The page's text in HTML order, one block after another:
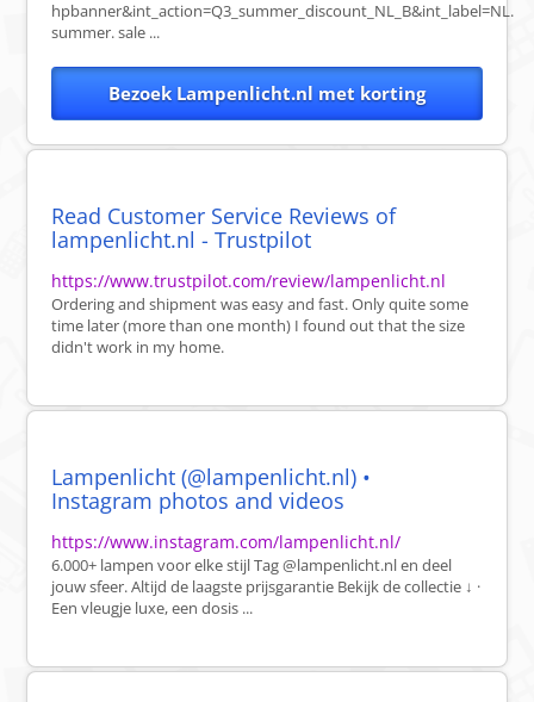
hpbanner&int_action=Q3_summer_discount_NL_B&int_label=NL‌.
summer‌. sale‌ ...
Bezoek Lampenlicht.nl met korting
Read Customer Service Reviews of
lampenlicht.nl - Trustpilot
https://www.trustpilot.com/review/lampenlicht.nl
Ordering and shipment was easy and fast. Only quite some
time later (more than one month) I found out that the size
didn't work in my home.
Lampenlicht (@lampenlicht.nl) •
Instagram photos and videos
https://www.instagram.com/lampenlicht.nl/
6.000+ lampen voor elke stijl Tag @lampenlicht.nl en deel
jouw sfeer. Altijd de laagste prijsgarantie Bekijk de collectie ↓ ·
Een vleugje luxe, een dosis ...